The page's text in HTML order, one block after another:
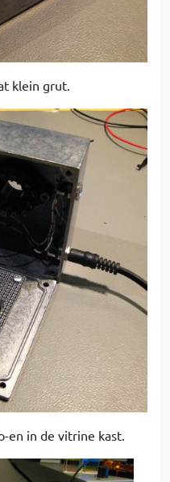
klein grut.
en in de vitrine kast.